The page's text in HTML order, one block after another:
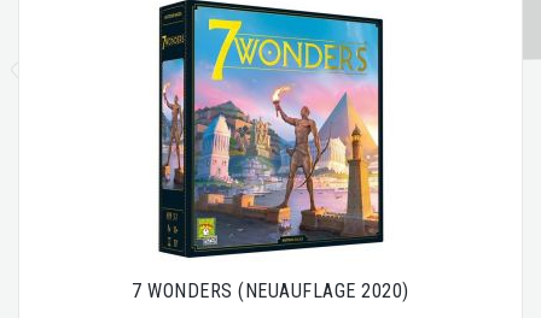
7 WONDERS (NEUAUFLAGE 2020)